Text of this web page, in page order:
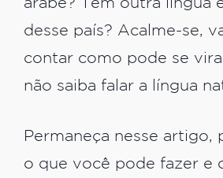
árabe? Tem outra língua
desse país? Acalme-se,
contar como pode se
não saiba falar a língua
Permaneça nesse artigo,
o que você pode fazer e